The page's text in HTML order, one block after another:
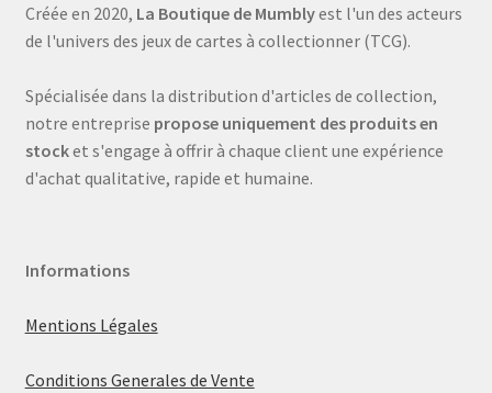
Créée en 2020, La Boutique de Mumblyest l'un des acteurs
de l'univers des jeux de cartes à collectionner (TCG).
Spécialisée dans la distribution d'articles de collection,
notre entreprise propose uniquement des produits en
stocket s'engage à offrir à chaque client une expérience
d'achat qualitative, rapide et humaine.
Informations
Mentions Légales
Conditions Generales de Vente